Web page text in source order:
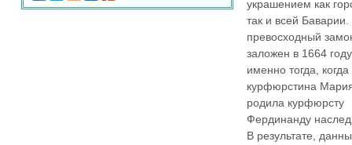
украшением как
так и всей Баварии.
превосходный
заложен в 1664
именно тогда, когда
курфюрстина
родила курфюрсту
Фердинанду
В результате,